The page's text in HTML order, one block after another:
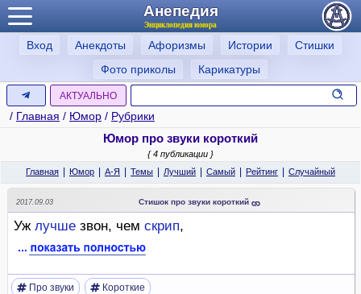
Анепедия
Энциклопедия юмора
Вход Анекдоты Афоризмы Истории
Стишки
Фото приколы
Карикатуры
АКТУАЛЬНО
/ Главная / Юмор / Рубрики
Юмор про звуки короткий
{ 4 публикации }
Главная
Юмор А-Я Темы Лучший Самый Рейтинг Случайный
2017.09.03 Стишок про звуки короткий
Уж лучше звон, чем скрип,
Про звуки Короткие